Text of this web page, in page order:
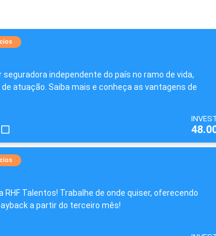
seguradora independente do país no ramo de vida,
atuação. Saiba mais e conheça as vantagens de
RHF Talentos! Trabalhe de onde quiser, oferecendo
a partir do terceiro mês!